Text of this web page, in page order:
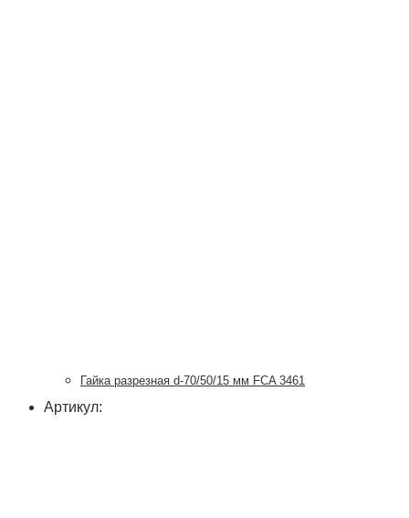
Гайка разрезная d-70/50/15 мм FCA 3461
Артикул: